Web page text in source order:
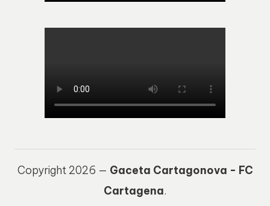
Copyright 2026 — Gaceta Cartagonova - FC
Cartagena.